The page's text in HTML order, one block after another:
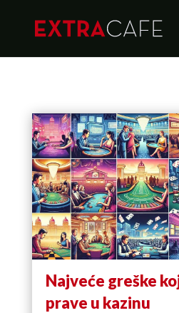
Najveće greške
prave u kazinu